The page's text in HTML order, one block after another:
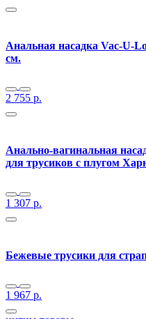
Анальная насадка Vac-U-
см.
2 755 р.
Анально-вагинальная
для трусиков с плугом
1 307 р.
Бежевые трусики для
1 967 р.